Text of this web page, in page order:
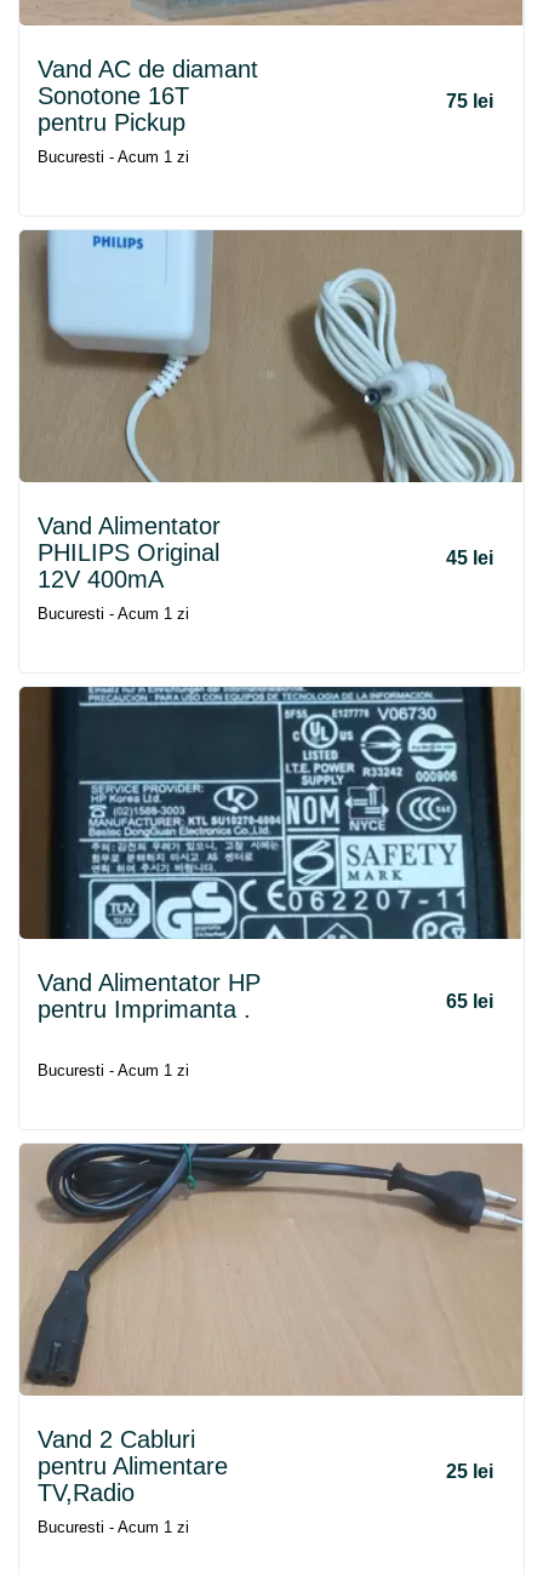
Vand AC de diamant
Sonotone 16T
pentru Pickup
75 lei
Bucuresti - Acum 1 zi
Vand Alimentator
PHILIPS Original
12V 400mA
45 lei
Bucuresti - Acum 1 zi
Vand Alimentator HP
pentru Imprimanta .
65 lei
Bucuresti - Acum 1 zi
Vand 2 Cabluri
pentru Alimentare
TV,Radio
25 lei
Bucuresti - Acum 1 zi